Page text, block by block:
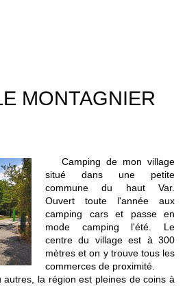
MONTAGNIER
Camping de mon village
situé dans une petite
commune du haut Var.
Ouvert toute l'année aux
camping cars et passe en
mode camping l'été. Le
centre du village est à 300
mètres et on y trouve tous les
commerces de proximité.
autres, la région est pleines de coins à